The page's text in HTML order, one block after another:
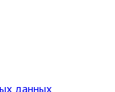
данных